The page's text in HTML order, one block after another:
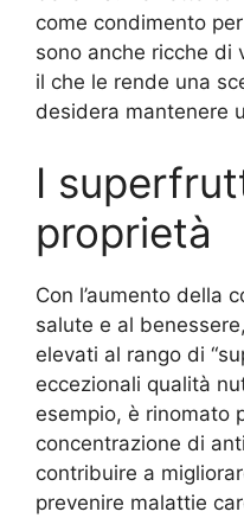
come condimento
sono anche ricche di
il che le rende una
desidera mantenere
I
proprietà
Con l’aumento della
salute e al
elevati al rango di
eccezionali qualità
esempio, è rinomato
concentrazione di
contribuire a
prevenire malattie